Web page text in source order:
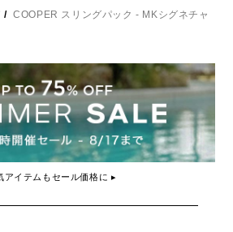
/ COOPER スリングパック - MKシグネチャ
アイテムもセール価格に ▸